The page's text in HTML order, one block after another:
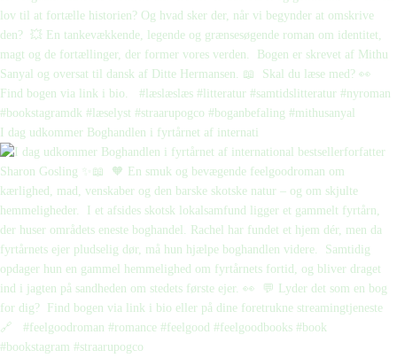
I dag udkommer Boghandlen i fyrtårnet af internati